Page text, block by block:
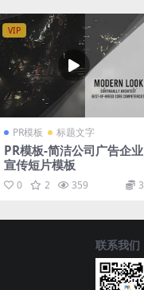
VIP
PR模板 标题文字
PR模板-简洁公司广告企业
宣传短片模板
0 2 359 3
联系我们